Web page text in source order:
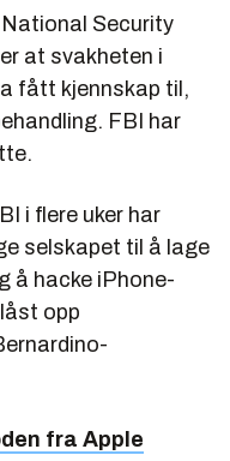
Security
at svakheten i
fått kjennskap til,
FBI har
i flere uker har
selskapet til å lage
å hacke iPhone-
opp
fra Apple